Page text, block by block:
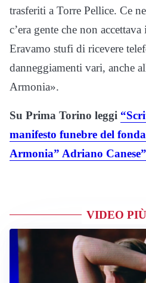
trasferiti a Torre Pellice. Ce
c’era gente che non
Eravamo stufi di ricevere
danneggiamenti vari, anche
Armonia».
Su Prima Torino leggi
manifesto funebre del
Armonia” Adriano Canese”
VIDEO